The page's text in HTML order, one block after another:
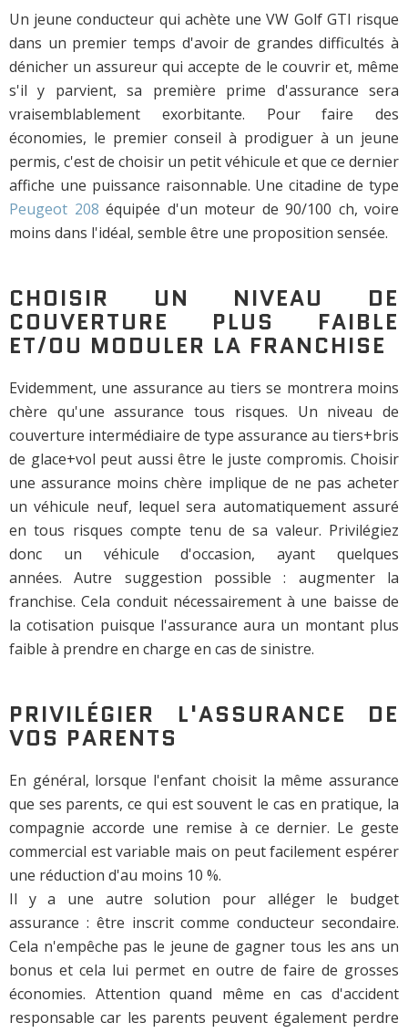
Un jeune conducteur qui achète une VW Golf GTI risque
dans un premier temps d'avoir de grandes difficultés à
dénicher un assureur qui accepte de le couvrir et, même
s'il y parvient, sa première prime d'assurance sera
vraisemblablement exorbitante. Pour faire des
économies, le premier conseil à prodiguer à un jeune
permis, c'est de choisir un petit véhicule et que ce dernier
affiche une puissance raisonnable. Une citadine de type
Peugeot 208 équipée d'un moteur de 90/100 ch, voire
moins dans l'idéal, semble être une proposition sensée.
CHOISIR UN NIVEAU DE
COUVERTURE PLUS FAIBLE
ET/OU MODULER LA FRANCHISE
Evidemment, une assurance au tiers se montrera moins
chère qu'une assurance tous risques. Un niveau de
couverture intermédiaire de type assurance au tiers+bris
de glace+vol peut aussi être le juste compromis. Choisir
une assurance moins chère implique de ne pas acheter
un véhicule neuf, lequel sera automatiquement assuré
en tous risques compte tenu de sa valeur. Privilégiez
donc un véhicule d'occasion, ayant quelques
années. Autre suggestion possible : augmenter la
franchise. Cela conduit nécessairement à une baisse de
la cotisation puisque l'assurance aura un montant plus
faible à prendre en charge en cas de sinistre.
PRIVILÉGIER L'ASSURANCE DE
VOS PARENTS
En général, lorsque l'enfant choisit la même assurance
que ses parents, ce qui est souvent le cas en pratique, la
compagnie accorde une remise à ce dernier. Le geste
commercial est variable mais on peut facilement espérer
une réduction d'au moins 10 %.
Il y a une autre solution pour alléger le budget
assurance : être inscrit comme conducteur secondaire.
Cela n'empêche pas le jeune de gagner tous les ans un
bonus et cela lui permet en outre de faire de grosses
économies. Attention quand même en cas d'accident
responsable car les parents peuvent également perdre